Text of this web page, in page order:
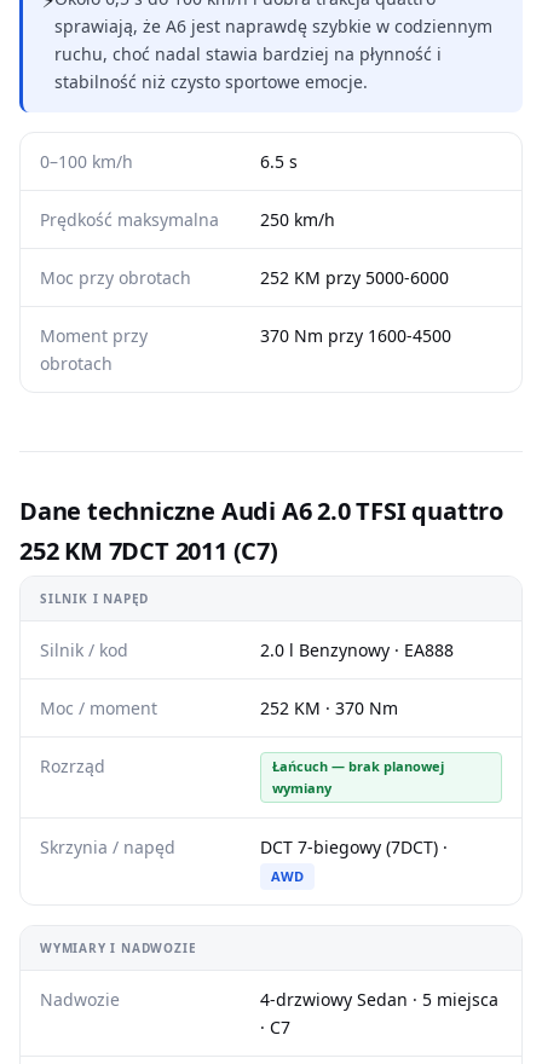
sprawiają, że A6 jest naprawdę szybkie w codziennym
ruchu, choć nadal stawia bardziej na płynność i
stabilność niż czysto sportowe emocje.
0–100 km/h 6.5 s
Prędkość maksymalna 250 km/h
Moc przy obrotach 252 KM przy 5000-6000
Moment przy
obrotach
370 Nm przy 1600-4500
Dane techniczne Audi A6 2.0 TFSI quattro
252 KM 7DCT 2011 (C7)
SILNIK I NAPĘD
Silnik / kod 2.0 l Benzynowy · EA888
Moc / moment 252 KM · 370 Nm
Rozrząd
Łańcuch — brak planowej
wymiany
Skrzynia / napęd DCT 7-biegowy (7DCT) ·
AWD
WYMIARY I NADWOZIE
Nadwozie
4-drzwiowy Sedan · 5 miejsca
· C7